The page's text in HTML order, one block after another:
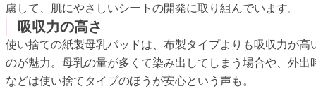
慮して、肌にやさしいシートの開発に取り組んでいます。
吸収力の高さ
使い捨ての紙製母乳パッドは、布製タイプよりも吸収力が高
のが魅力。母乳の量が多くて染み出してしまう場合や、外出
などは使い捨てタイプのほうが安心という声も。